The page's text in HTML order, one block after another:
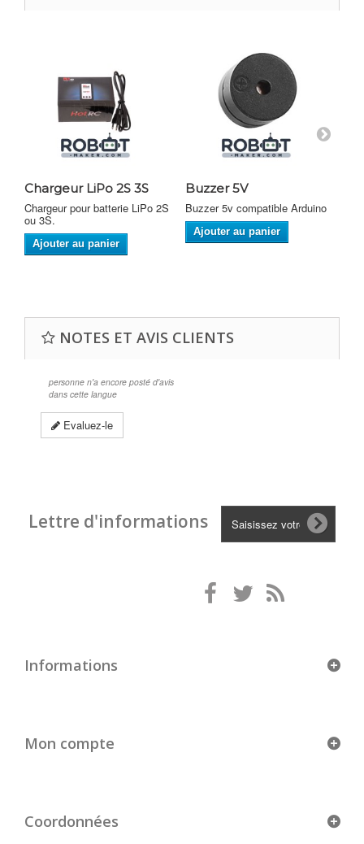
Chargeur LiPo 2S 3S
Chargeur pour batterie LiPo 2S
ou 3S.
Ajouter au panier
Buzzer 5V
Buzzer 5v compatible Arduino
Ajouter au panier
NOTES ET AVIS CLIENTS
personne n'a encore posté d'avis
dans cette langue
Evaluez-le
Lettre d'informations
Informations
Mon compte
Coordonnées